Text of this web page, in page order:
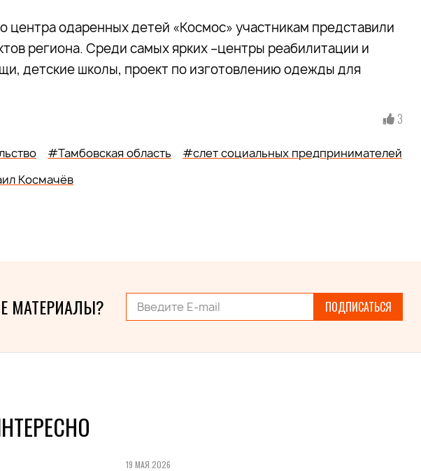
центра одаренных детей «Космос» участникам представили
региона. Среди самых ярких –центры реабилитации и
детские школы, проект по изготовлению одежды для
3
#Тамбовская область
#слет социальных предпринимателей
Космачёв
МАТЕРИАЛЫ? ПОДПИСАТЬСЯ
19 МАЯ 2026